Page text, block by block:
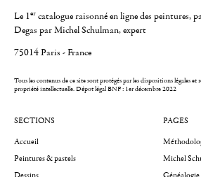
Le 1er catalogue raisonné en ligne des peintures,
Degas par Michel Schulman, expert
75014 Paris - France
Tous les contenus de ce site sont protégés par les dispositions légales et
propriété intellectuelle.Dépot légal BNF : 1er décembre 2022
SECTIONS
Accueil
Peintures & pastels
PAGES
Michel